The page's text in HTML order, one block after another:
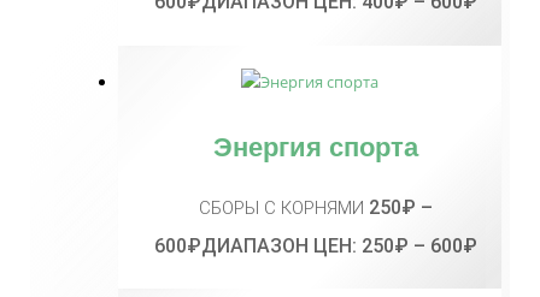
Энергия спорта
СБОРЫ С КОРНЯМИ 250₽ –
600₽ДИАПАЗОН ЦЕН: 250₽ – 600₽